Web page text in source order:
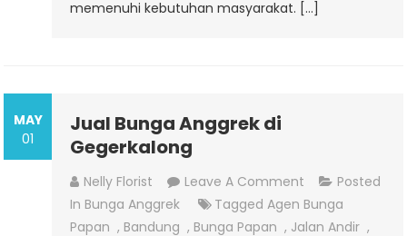
memenuhi kebutuhan masyarakat. […]
MAY
01
Jual Bunga Anggrek di
Gegerkalong
Nelly Florist Leave A Comment On
Jual
Bunga
Posted
In Bunga Anggrek TaggedAgen Bunga
Papan , Bandung , Bunga Papan , Jalan Andir ,